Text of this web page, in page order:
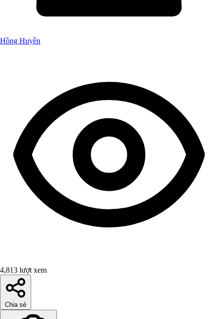
Hồng Huyền
4,813 lượt xem
Chia sẻ